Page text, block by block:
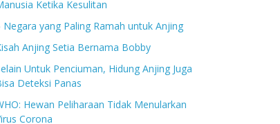
Ketika Kesulitan
Negara yang Paling Ramah untuk Anjing
Anjing Setia Bernama Bobby
Untuk Penciuman, Hidung Anjing Juga
Deteksi Panas
Hewan Peliharaan Tidak Menularkan
Corona